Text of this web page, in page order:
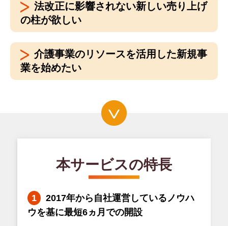
法改正に影響されない新しい売り上げ
の柱が欲しい
介護事業のリソースを活用した新規事
業を始めたい
本サービスの特長
2017年から自社運営しているノウハ
ウを基に最短6ヵ月での開設